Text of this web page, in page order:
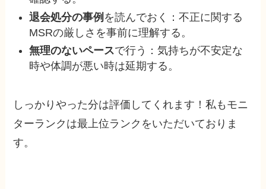
退会処分の事例 を読んでおく：不正に関する
MSRの厳しさを事前に理解する。
無理のないペースで行う：気持ちが不安定な
時や体調が悪い時は延期する。
しっかりやった分は評価してくれます！私もモニ
ターランクは最上位ランクをいただいておりま
す。